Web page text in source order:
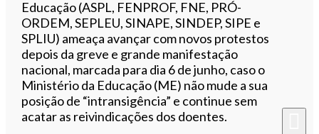
Educação (ASPL, FENPROF, FNE, PRÓ-
ORDEM, SEPLEU, SINAPE, SINDEP, SIPE e
SPLIU) ameaça avançar com novos protestos
depois da greve e grande manifestação
nacional, marcada para dia 6 de junho, caso o
Ministério da Educação (ME) não mude a sua
posição de “intransigência” e continue sem
acatar as reivindicações dos doentes.